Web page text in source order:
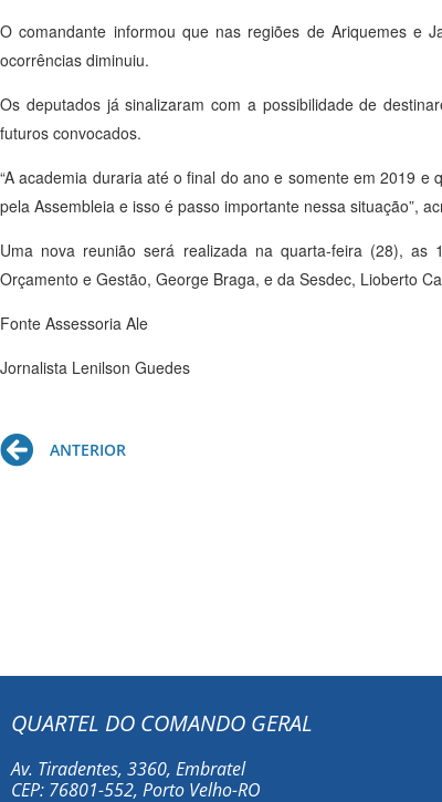
O comandante informou que nas regiões de Ariquemes e
ocorrências diminuiu.
Os deputados já sinalizaram com a possibilidade de
futuros convocados.
“A academia duraria até o final do ano e somente em 2019
pela Assembleia e isso é passo importante nessa situação”,
Uma nova reunião será realizada na quarta-feira (28), as
Orçamento e Gestão, George Braga, e da Sesdec, Lioberto
Fonte Assessoria Ale
Jornalista Lenilson Guedes
Prev
ANTERIOR
QUARTEL DO COMANDO GERAL
Av. Tiradentes, 3360, Embratel
CEP: 76801-552, Porto Velho-RO